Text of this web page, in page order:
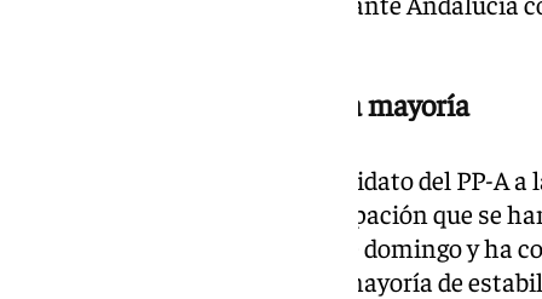
Juanma Moreno confía en la mayoría
El presidente de la Junta y candidato del PP-A
ha valorado los datos de participación que se
elecciones autonómicas de este domingo y ha
ganar las elecciones con una «mayoría de